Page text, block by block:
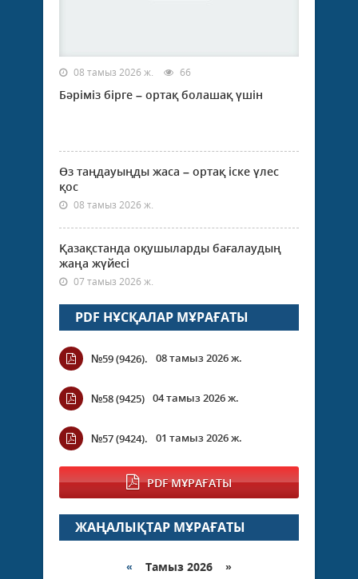
08 тамыз 2026 ж. 66
Бәріміз бірге – ортақ болашақ үшін
Өз таңдауыңды жаса – ортақ іске үлес
қос
08 тамыз 2026 ж.
Қазақстанда оқушыларды бағалаудың
жаңа жүйесі
07 тамыз 2026 ж.
PDF НҰСҚАЛАР МҰРАҒАТЫ
№59 (9426). 08 тамыз 2026 ж.
№58 (9425) 04 тамыз 2026 ж.
№57 (9424). 01 тамыз 2026 ж.
PDF МҰРАҒАТЫ
ЖАҢАЛЫҚТАР МҰРАҒАТЫ
« Тамыз 2026 »